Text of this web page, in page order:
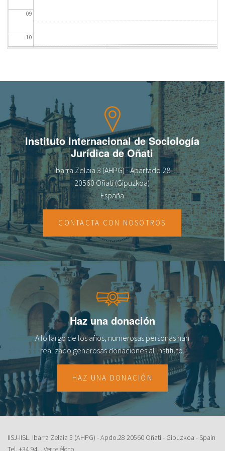
09
10
16
18
19
20
23
Instituto Internacional de Sociología
Jurídica de Oñati
Ibarra Zelaia 3 (AHPG) - Apartado 28
20560 Oñati (Gipuzkoa)
España
CONTACTA CON NOSOTROS
Haz una donación
A lo largo de los años, numerosas personas han
realizado generosas donaciones al lnstituto.
HAZ UNA DONACIÓN
IISJ-IISL. Ibarra Zelaia 3 (AHPG) - Apdo.28 20560 Oñati - Gipuzkoa - Spain
Tel. +34 94... Ver teléfono